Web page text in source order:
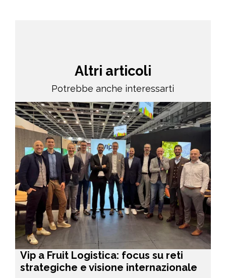
Altri articoli
Potrebbe anche interessarti
Vip a Fruit Logistica: focus su reti
strategiche e visione internazionale